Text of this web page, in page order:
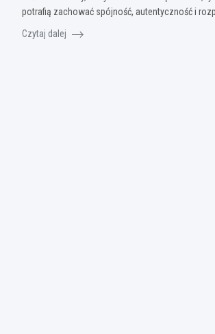
potrafią zachować spójność, autentyczność i
Czytaj dalej